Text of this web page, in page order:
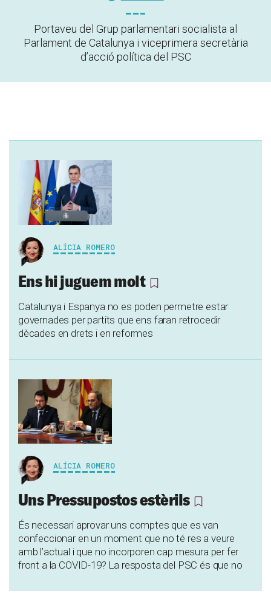
Portaveu del Grup parlamentari socialista al
Parlament de Catalunya i viceprimera secretària
d’acció política del PSC
ALÍCIA ROMERO
Ens hi juguem molt
Catalunya i Espanya no es poden permetre estar
governades per partits que ens faran retrocedir
dècades en drets i en reformes
ALÍCIA ROMERO
Uns Pressupostos estèrils
És necessari aprovar uns comptes que es van
confeccionar en un moment que no té res a veure
amb l’actual i que no incorporen cap mesura per fer
front a la COVID-19? La resposta del PSC és que no